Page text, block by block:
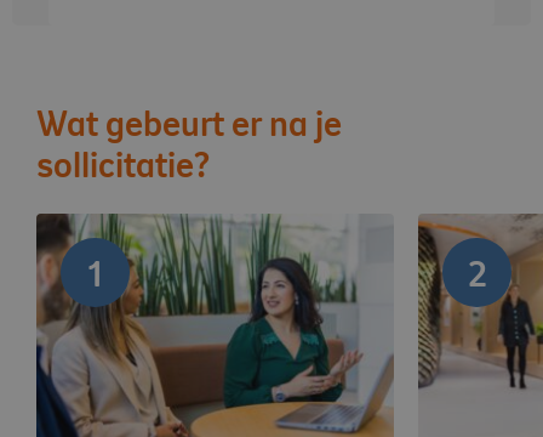
Wat gebeurt er na je
sollicitatie?
1 2